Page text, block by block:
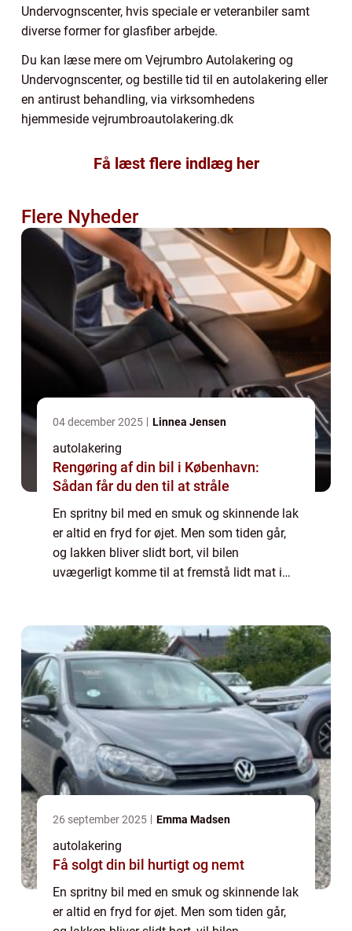
Undervognscenter, hvis speciale er veteranbiler samt
diverse former for glasfiber arbejde.
Du kan læse mere om Vejrumbro Autolakering og
Undervognscenter, og bestille tid til en autolakering eller
en antirust behandling, via virksomhedens
hjemmeside vejrumbroautolakering.dk
Få læst flere indlæg her
Flere Nyheder
04 december 2025 Linnea Jensen
autolakering
Rengøring af din bil i København:
Sådan får du den til at stråle
En spritny bil med en smuk og skinnende lak
er altid en fryd for øjet. Men som tiden går,
og lakken bliver slidt bort, vil bilen
uvægerligt komme til at fremstå lidt mat i
26 september 2025 Emma Madsen
autolakering
Få solgt din bil hurtigt og nemt
En spritny bil med en smuk og skinnende lak
er altid en fryd for øjet. Men som tiden går,